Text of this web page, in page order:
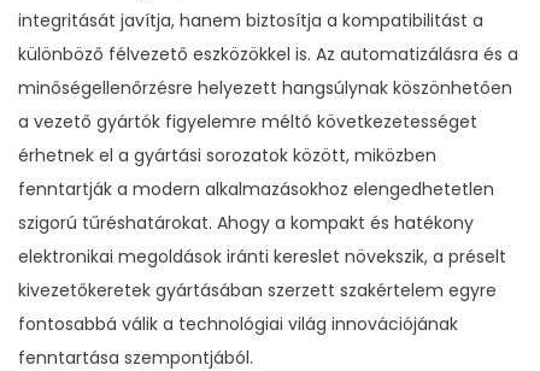
integritását javítja, hanem biztosítja a kompatibilitást a
különböző félvezető eszközökkel is. Az automatizálásra és a
minőségellenőrzésre helyezett hangsúlynak köszönhetően
a vezető gyártók figyelemre méltó következetességet
érhetnek el a gyártási sorozatok között, miközben
fenntartják a modern alkalmazásokhoz elengedhetetlen
szigorú tűréshatárokat. Ahogy a kompakt és hatékony
elektronikai megoldások iránti kereslet növekszik, a préselt
kivezetőkeretek gyártásában szerzett szakértelem egyre
fontosabbá válik a technológiai világ innovációjának
fenntartása szempontjából.